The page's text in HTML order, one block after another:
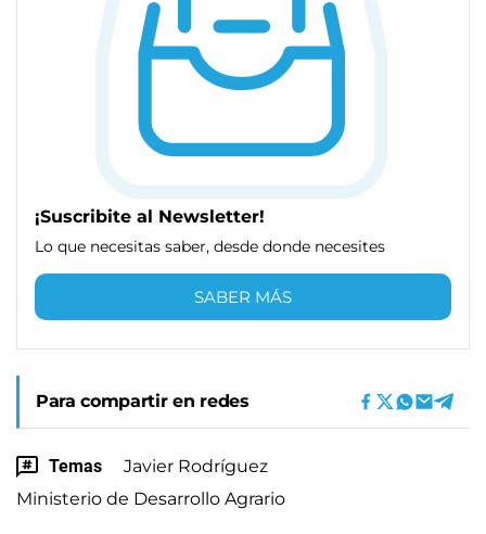
¡Suscribite al Newsletter!
Lo que necesitas saber, desde donde necesites
SABER MÁS
Para compartir en redes
Temas
Javier Rodríguez
Ministerio de Desarrollo Agrario